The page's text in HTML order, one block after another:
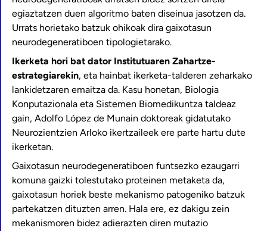
egiaztatzen duen algoritmo baten diseinua jasotzen da.
Urrats horietako batzuk ohikoak dira gaixotasun
neurodegeneratiboen tipologietarako.
Ikerketa hori bat dator Institutuaren Zahartze-
estrategiarekin, eta hainbat ikerketa-talderen zeharkako
lankidetzaren emaitza da. Kasu honetan, Biologia
Konputazionala eta Sistemen Biomedikuntza taldeaz
gain, Adolfo López de Munain doktoreak gidatutako
Neurozientzien Arloko ikertzaileek ere parte hartu dute
ikerketan.
Gaixotasun neurodegeneratiboen funtsezko ezaugarri
komuna gaizki tolestutako proteinen metaketa da,
gaixotasun horiek beste mekanismo patogeniko batzuk
partekatzen dituzten arren. Hala ere, ez dakigu zein
mekanismoren bidez adierazten diren mutazio